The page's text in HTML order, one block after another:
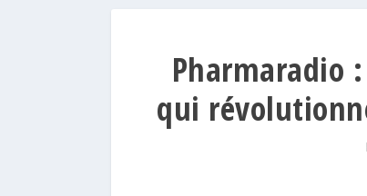
Pharmaradio
qui